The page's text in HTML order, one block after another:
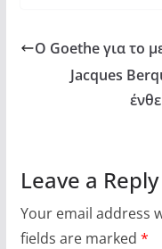
Ο Goethe για το
Jacques
Leave a Reply
Your email address
fields are marked *